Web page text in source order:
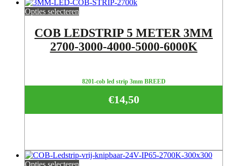
Opties selecteren
COB LEDSTRIP 5 METER 3MM
2700-3000-4000-5000-6000K
8201-cob led strip 3mm BREED
€14,50